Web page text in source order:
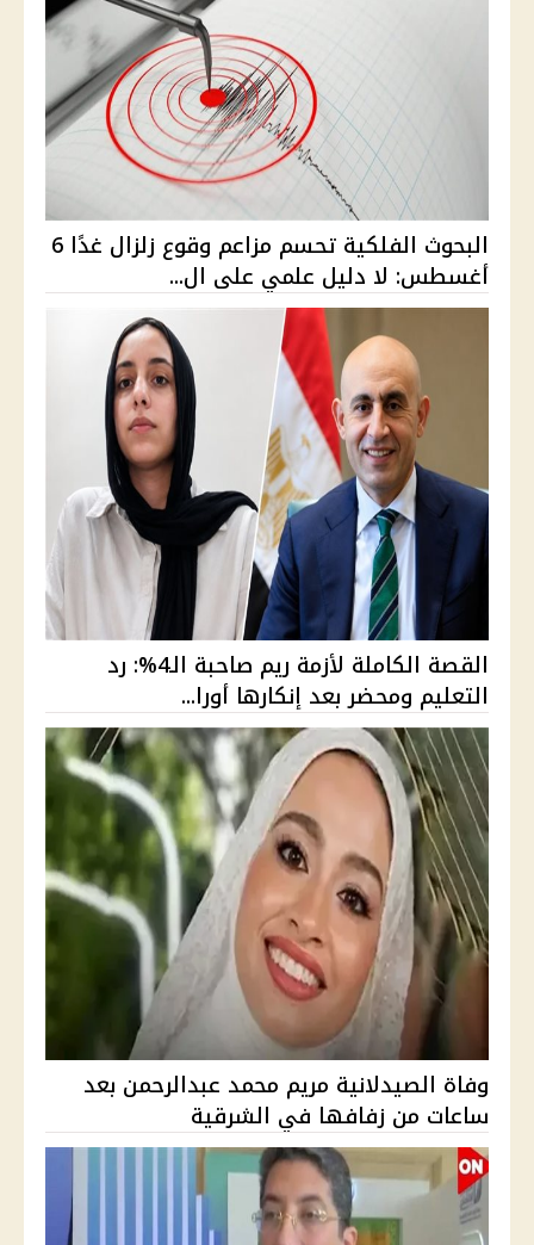
البحوث الفلكية تحسم مزاعم وقوع زلزال غدًا 6
أغسطس: لا دليل علمي على ال...
القصة الكاملة لأزمة ريم صاحبة الـ4%: رد
التعليم ومحضر بعد إنكارها أورا...
وفاة الصيدلانية مريم محمد عبدالرحمن بعد
ساعات من زفافها في الشرقية